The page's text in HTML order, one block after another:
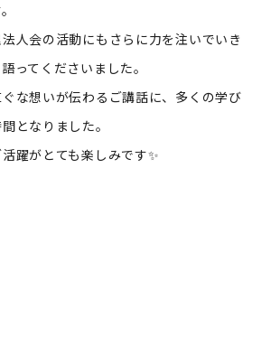
人会の活動にもさらに力を注いでいき
ってくださいました。
な想いが伝わるご講話に、多くの学び
となりました。
躍がとても楽しみです✨